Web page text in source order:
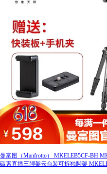
曼富图（Manfrotto） MKELEB5CF-BH
碳素直播三脚架云台装可拆独脚架